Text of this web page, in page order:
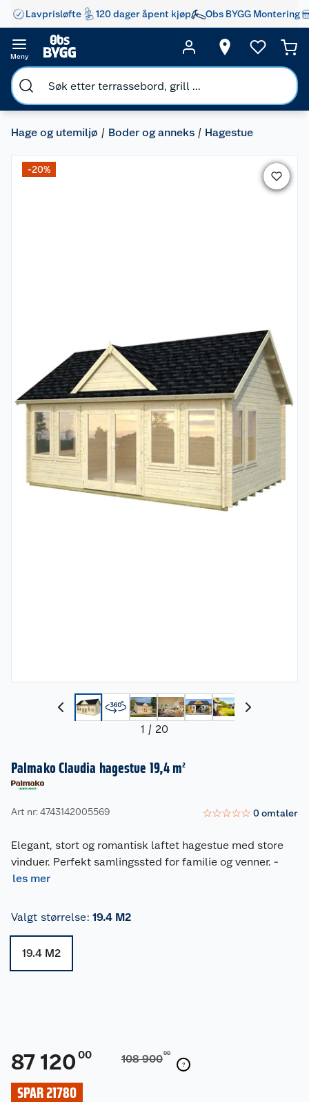
Lavprisløfte 120 dager åpent kjøp Obs BYGG Montering
Meny
Hage og utemiljø Boder og anneks Hagestue
1 / 20
-20%
Palmako Claudia hagestue 19,4 m²
Art nr: 4743142005569 ☆☆☆☆☆ 0omtaler
Elegant, stort og romantisk laftet hagestue med store
vinduer. Perfekt samlingssted for familie og venner. -
les mer
Valgt størrelse: 19.4 M2
19.4 M2
87 120 00 108 90000
SPAR 21780